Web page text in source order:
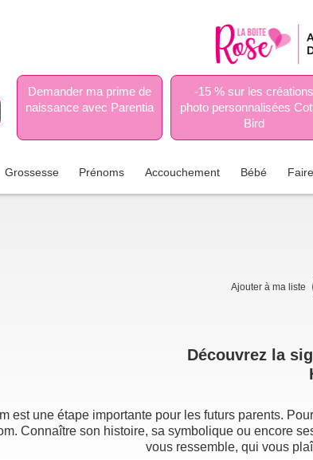
Demander ma prime de
naissance avec Parentia
-15 % sur les créations
photo personnalisées
Bird
Grossesse Prénoms Accouchement Bébé
Ajouter à ma liste
Découvrez la
est une étape importante pour les futurs parents.
Connaître son histoire, sa symbolique ou encore
vous ressemble, qui vous